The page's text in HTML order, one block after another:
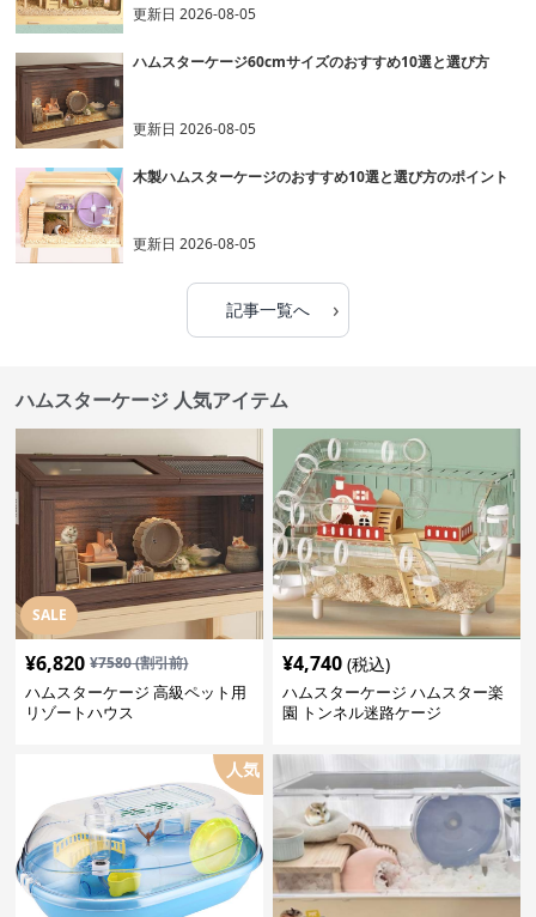
更新日2026-08-05
ハムスターケージ60cmサイズのおすすめ10選と選び方
更新日2026-08-05
木製ハムスターケージのおすすめ10選と選び方のポイント
更新日2026-08-05
記事一覧へ ›
ハムスターケージ 人気アイテム
SALE
¥6,820 ¥7580(割引前)
ハムスターケージ 高級ペット用
リゾートハウス
¥4,740 (税込)
ハムスターケージ ハムスター楽
園 トンネル迷路ケージ
人気